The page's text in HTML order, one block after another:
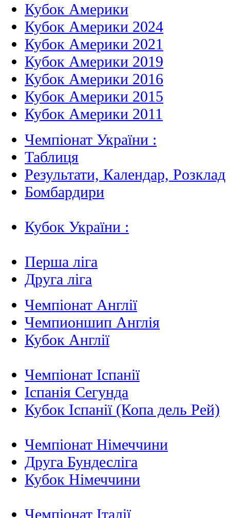
Кубок Америки
Кубок Америки 2024
Кубок Америки 2021
Кубок Америки 2019
Кубок Америки 2016
Кубок Америки 2015
Кубок Америки 2011
Чемпіонат України :
Таблиця
Результати, Календар, Poзклад
Бомбардири
Кубок України :
Перша ліга
Друга ліга
Чемпіонат Англії
Чемпионшип Англія
Кубок Англії
Чемпіонат Іспанії
Іспанія Сегунда
Кубок Іспанії (Копа дель Рей)
Чемпіонат Німеччини
Друга Бундесліга
Кубок Німеччини
Чемпіонат Італії